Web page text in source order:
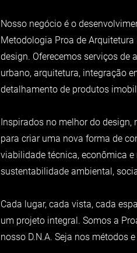
Nosso negócio é o
Metodologia Proa de
design. Oferecemos serviços de
urbano, arquitetura, integração
detalhamento de produtos
Inspirados no melhor do
para criar uma nova forma de
viabilidade técnica, econômica
sustentabilidade ambiental,
Cada lugar, cada vista, cada
um projeto integral. Somos a
nosso D.N.A. Seja nos métodos